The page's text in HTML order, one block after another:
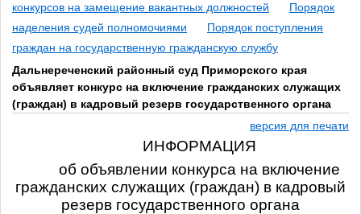
конкурсов на замещение вакантных должностей
Порядок
наделения судей полномочиями
Порядок поступления
граждан на государственную гражданскую службу
Дальнереченский районный суд Приморского края
объявляет конкурс на включение гражданских служащих
(граждан) в кадровый резерв государственного органа
версия для печати
ИНФОРМАЦИЯ
об объявлении конкурса на включение
гражданских служащих (граждан) в кадровый
резерв государственного органа